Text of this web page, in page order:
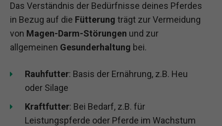
Das Verständnis der Bedürfnisse deines Pferdes
in Bezug auf die Fütterung trägt zur Vermeidung
von Magen-Darm-Störungen und zur
allgemeinen Gesunderhaltung bei.
Rauhfutter: Basis der Ernährung, z.B. Heu
oder Silage
Kraftfutter: Bei Bedarf, z.B. für
Leistungspferde oder Pferde im Wachstum